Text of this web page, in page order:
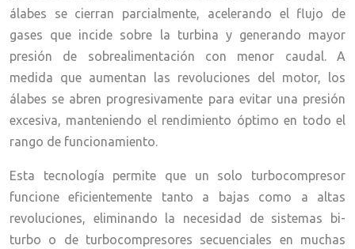
álabes se cierran parcialmente, acelerando el flujo de
gases que incide sobre la turbina y generando mayor
presión de sobrealimentación con menor caudal. A
medida que aumentan las revoluciones del motor, los
álabes se abren progresivamente para evitar una presión
excesiva, manteniendo el rendimiento óptimo en todo el
rango de funcionamiento.
Esta tecnología permite que un solo turbocompresor
funcione eficientemente tanto a bajas como a altas
revoluciones, eliminando la necesidad de sistemas bi-
turbo o de turbocompresores secuenciales en muchas